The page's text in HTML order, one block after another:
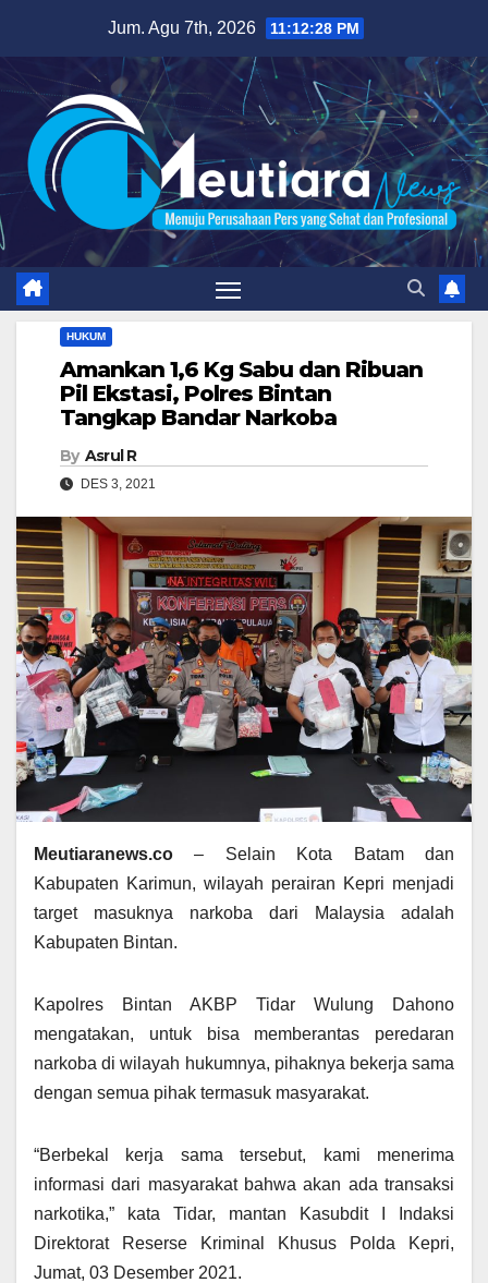
content
Jum. Agu 7th, 2026 11:12:29 PM
HUKUM
Amankan 1,6 Kg Sabu dan Ribuan
Pil Ekstasi, Polres Bintan
Tangkap Bandar Narkoba
By Asrul R
DES 3, 2021
Meutiaranews.co – Selain Kota Batam dan
Kabupaten Karimun, wilayah perairan Kepri menjadi
target masuknya narkoba dari Malaysia adalah
Kabupaten Bintan.
Kapolres Bintan AKBP Tidar Wulung Dahono
mengatakan, untuk bisa memberantas peredaran
narkoba di wilayah hukumnya, pihaknya bekerja sama
dengan semua pihak termasuk masyarakat.
“Berbekal kerja sama tersebut, kami menerima
informasi dari masyarakat bahwa akan ada transaksi
narkotika,” kata Tidar, mantan Kasubdit I Indaksi
Direktorat Reserse Kriminal Khusus Polda Kepri,
Jumat, 03 Desember 2021.